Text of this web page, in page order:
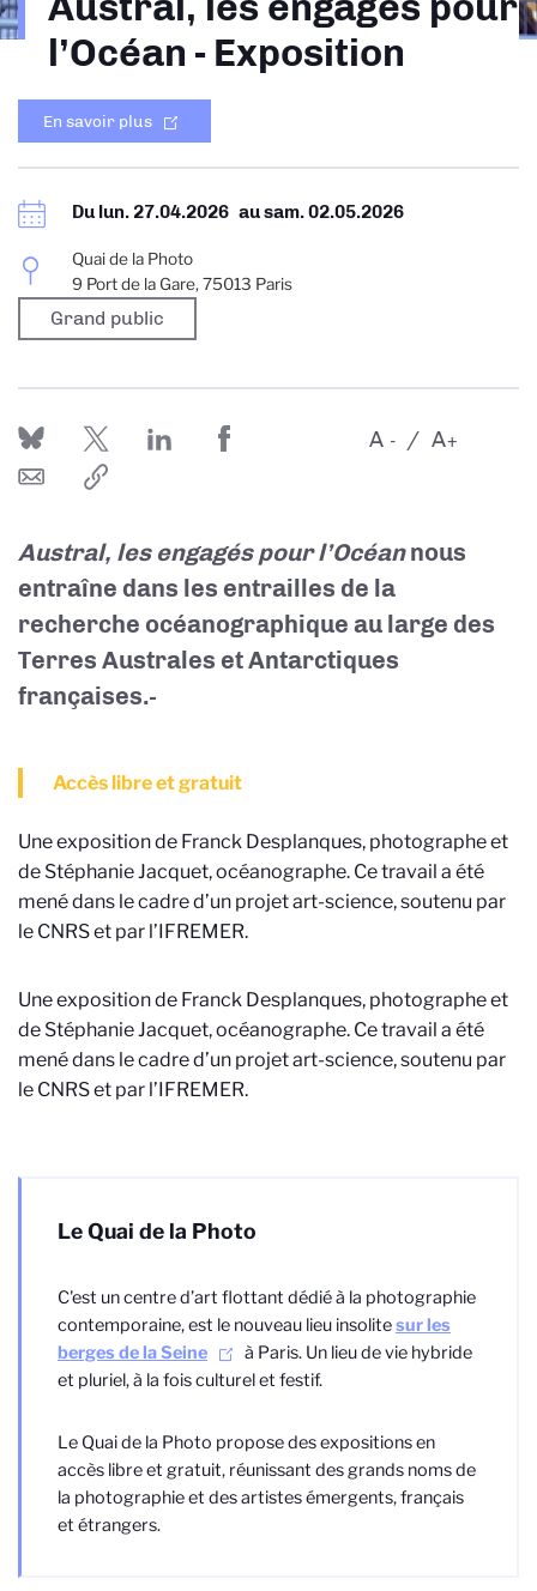
l’Océan - Exposition
En savoir plus
Du lun. 27.04.2026 ausam. 02.05.2026
Quai de la Photo
9 Port de la Gare, 75013 Paris
Grand public
-
A +
A
Austral, les engagés pour l’Océannous
entraîne dans les entrailles de la
recherche océanographique au large des
Terres Australes et Antarctiques
françaises.-
Accès libre et gratuit
Une exposition de Franck Desplanques, photographe et
de Stéphanie Jacquet, océanographe. Ce travail a été
mené dans le cadre d’un projet art-science, soutenu par
le CNRS et par l’IFREMER.
Une exposition de Franck Desplanques, photographe et
de Stéphanie Jacquet, océanographe. Ce travail a été
mené dans le cadre d’un projet art-science, soutenu par
le CNRS et par l’IFREMER.
Le Quai de la Photo
C'est un centre d’art flottant dédié à la photographie
contemporaine, est le nouveau lieu insolitesur les
berges de la Seine
à Paris. Un lieu de vie hybride
et pluriel, à la fois culturel et festif.
Le Quai de la Photo propose des expositions en
accès libre et gratuit, réunissant des grands noms de
la photographie et des artistes émergents, français
et étrangers.